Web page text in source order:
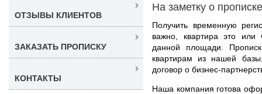
На заметку о прописке
Получить временную
важно, квартира это или
данной площади.
квартирам из нашей
договор о бизнес-
Наша компания готова
ОТЗЫВЫ КЛИЕНТОВ
ЗАКАЗАТЬ ПРОПИСКУ
КОНТАКТЫ